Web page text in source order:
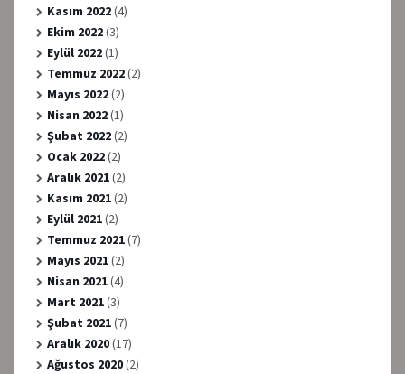
Kasım 2022(4)
Ekim 2022(3)
Eylül 2022(1)
Temmuz 2022(2)
Mayıs 2022(2)
Nisan 2022(1)
Şubat 2022(2)
Ocak 2022(2)
Aralık 2021(2)
Kasım 2021(2)
Eylül 2021(2)
Temmuz 2021(7)
Mayıs 2021(2)
Nisan 2021(4)
Mart 2021(3)
Şubat 2021(7)
Aralık 2020(17)
Ağustos 2020(2)